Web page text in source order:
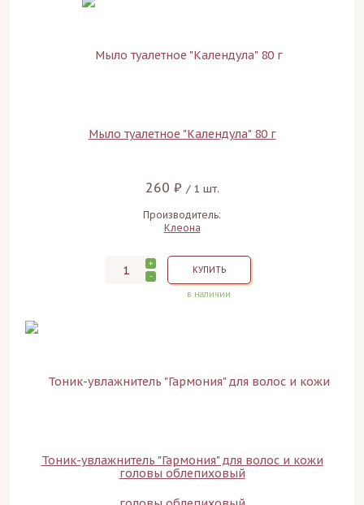
Мыло туалетное "Календула" 80 г
260 ₽ / 1 шт.
Производитель:
Клеона
+
-
КУПИТЬ
в наличии
Тоник-увлажнитель "Гармония" для волос и кожи
головы облепиховый